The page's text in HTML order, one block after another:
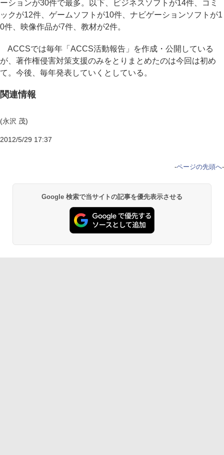
ーションが30件で最多。以下、ビジネスソフトが14件、コミ
ックが12件、ゲームソフトが10件、ナビゲーションソフトが1
0件、映像作品が7件、教材が2件。
ACCSでは毎年「ACCS活動報告」を作成・公開している
が、著作権侵害対策支援のみをとりまとめたのは今回は初め
て。今後、毎年発表していくとしている。
関連情報
(永沢 茂)
2012/5/29 17:37
-ページの先頭へ-
Google 検索で当サイトの記事を優先表示させる